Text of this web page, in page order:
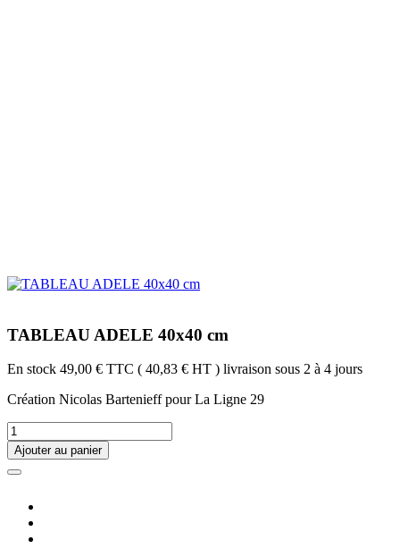
TABLEAU ADELE 40x40 cm
En stock 49,00 € TTC ( 40,83 € HT ) livraison sous 2 à 4 jours
Création Nicolas Bartenieff pour La Ligne 29
Ajouter au panier